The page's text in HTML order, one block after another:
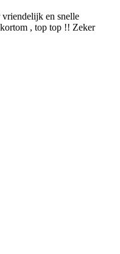
en snelle
, top top !! Zeker